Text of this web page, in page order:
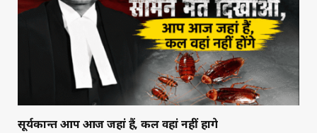
सूर्यकान्त आप आज जहां हैं, कल वहां नहीं होंगे